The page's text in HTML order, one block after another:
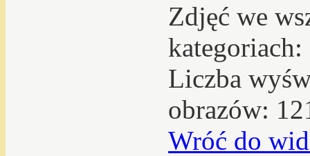
Zdjęć we
kategoriach:
Liczba
obrazów:
Wróć do